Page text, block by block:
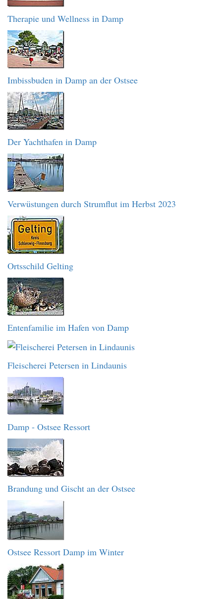
Therapie und Wellness in Damp
Imbissbuden in Damp an der Ostsee
Der Yachthafen in Damp
Verwüstungen durch Strumflut im Herbst 2023
Ortsschild Gelting
Entenfamilie im Hafen von Damp
Fleischerei Petersen in Lindaunis
Damp - Ostsee Ressort
Brandung und Gischt an der Ostsee
Ostsee Ressort Damp im Winter